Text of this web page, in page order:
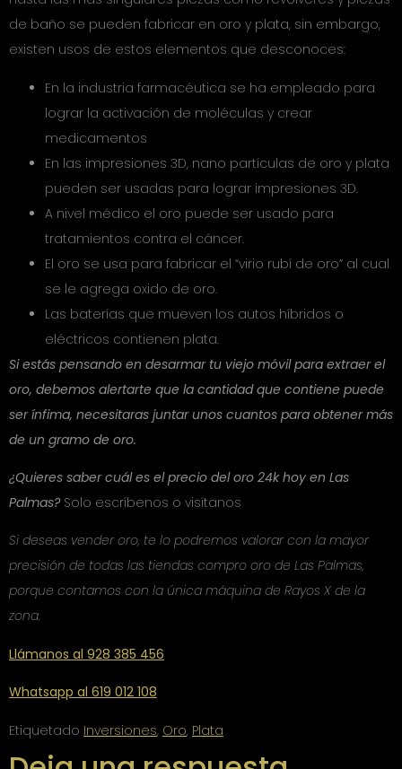
de baño se pueden fabricar en oro y plata, sin embargo,
existen usos de estos elementos que desconoces:
En la industria farmacéutica se ha empleado para
lograr la activación de moléculas y crear
medicamentos
En las impresiones 3D, nano partículas de oro y plata
pueden ser usadas para lograr impresiones 3D.
A nivel médico el oro puede ser usado para
tratamientos contra el cáncer.
El oro se usa para fabricar el “virio rubí de oro” al cual
se le agrega oxido de oro.
Las baterías que mueven los autos híbridos o
eléctricos contienen plata.
Si estás pensando en desarmar tu viejo móvil para extraer el
oro, debemos alertarte que la cantidad que contiene puede
ser ínfima, necesitaras juntar unos cuantos para obtener más
de un gramo de oro.
¿Quieres saber cuál es el precio del oro 24k hoy en Las
Palmas?Solo escríbenos o visítanos
Si deseas vender oro, te lo podremos valorar con la mayor
precisión de todas las tiendas compro oro de Las Palmas,
porque contamos con la única máquina de Rayos X de la
zona.
Llámanos al 928 385 456
Whatsapp al 619 012 108
Etiquetado Inversiones, Oro, Plata